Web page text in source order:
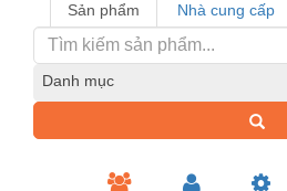
Sản phẩm Nhà cung cấp
Danh mục